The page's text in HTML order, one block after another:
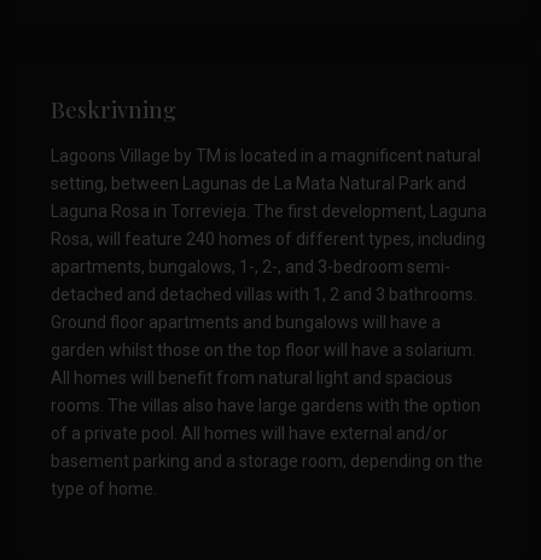
Beskrivning
Lagoons Village by TM is located in a magnificent natural
setting, between Lagunas de La Mata Natural Park and
Laguna Rosa in Torrevieja. The first development, Laguna
Rosa, will feature 240 homes of different types, including
apartments, bungalows, 1-, 2-, and 3-bedroom semi-
detached and detached villas with 1, 2 and 3 bathrooms.
Ground floor apartments and bungalows will have a
garden whilst those on the top floor will have a solarium.
All homes will benefit from natural light and spacious
rooms. The villas also have large gardens with the option
of a private pool. All homes will have external and/or
basement parking and a storage room, depending on the
type of home.